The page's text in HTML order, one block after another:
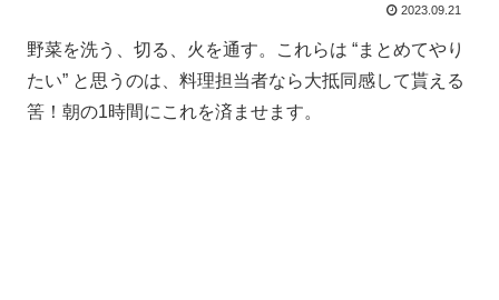
2023.09.21
野菜を洗う、切る、火を通す。これらは “まとめてやり
たい” と思うのは、料理担当者なら大抵同感して貰える
筈！朝の1時間にこれを済ませます。